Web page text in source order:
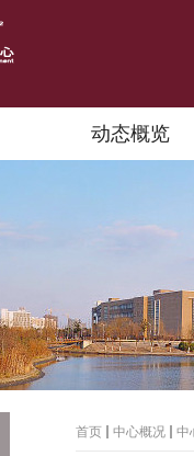
动态概览
首页 中心概况 中